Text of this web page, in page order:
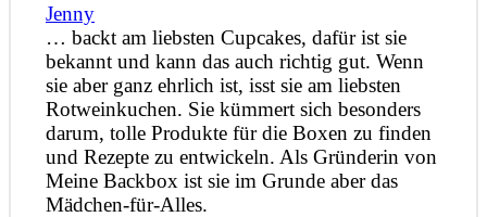
Jenny
… backt am liebsten Cupcakes, dafür ist sie
bekannt und kann das auch richtig gut. Wenn
sie aber ganz ehrlich ist, isst sie am liebsten
Rotweinkuchen. Sie kümmert sich besonders
darum, tolle Produkte für die Boxen zu finden
und Rezepte zu entwickeln. Als Gründerin von
Meine Backbox ist sie im Grunde aber das
Mädchen-für-Alles.